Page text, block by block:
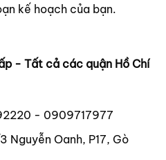
kế hoạch của bạn.
- Tất cả các quận Hồ Chí
- 0909717977
Nguyễn Oanh, P17, Gò